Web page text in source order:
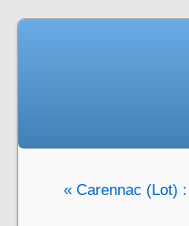
« Carennac (Lot)